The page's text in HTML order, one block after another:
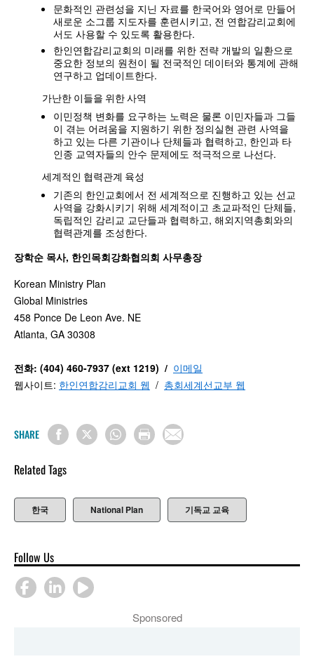
문화적인 관련성을 지닌 자료를 한국어와 영어로 만들어
새로운 소그룹 지도자를 훈련시키고, 전 연합감리교회에
서도 사용할 수 있도록 활용한다.
한인연합감리교회의 미래를 위한 전략 개발의 일환으로
중요한 정보의 원천이 될 전국적인 데이터와 통계에 관해
연구하고 업데이트한다.
가난한 이들을 위한 사역
이민정책 변화를 요구하는 노력은 물론 이민자들과 그들
이 겪는 어려움을 지원하기 위한 정의실현 관련 사역을
하고 있는 다른 기관이나 단체들과 협력하고, 한인과 타
인종 교역자들의 안수 문제에도 적극적으로 나선다.
세계적인 협력관계 육성
기존의 한인교회에서 전 세계적으로 진행하고 있는 선교
사역을 강화시키기 위해 세계적이고 초교파적인 단체들,
독립적인 감리교 교단들과 협력하고, 해외지역총회와의
협력관계를 조성한다.
장학순 목사, 한인목회강화협의회 사무총장
Korean Ministry Plan
Global Ministries
458 Ponce De Leon Ave. NE
Atlanta, GA 30308
전화: (404) 460-7937 (ext 1219) / 이메일
웹사이트: 한인연합감리교회 웹 / 총회세계선교부 웹
SHARE
Related Tags
한국 National Plan 기독교 교육
Follow Us
Sponsored